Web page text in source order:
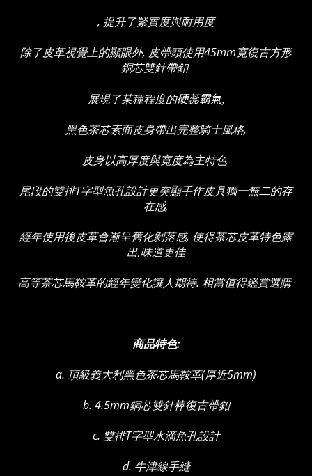
, 提升了緊實度與耐用度
除了皮革視覺上的顯眼外, 皮帶頭使用45mm寬復古方形
銅芯雙針帶釦
展現了某種程度的硬蕊霸氣,
黑色茶芯素面皮身帶出完整騎士風格,
皮身以高厚度與寬度為主特色
尾段的雙排T字型魚孔設計更突顯手作皮具獨一無二的存
在感,
經年使用後皮革會漸呈舊化剝落感, 使得茶芯皮革特色露
出,味道更佳
高等茶芯馬鞍革的經年變化讓人期待. 相當值得鑑賞選購
商品特色:
a. 頂級義大利黑色茶芯馬鞍革(厚近5mm)
b. 4.5mm銅芯雙針棒復古帶釦
c. 雙排T字型水滴魚孔設計
d. 牛津線手縫